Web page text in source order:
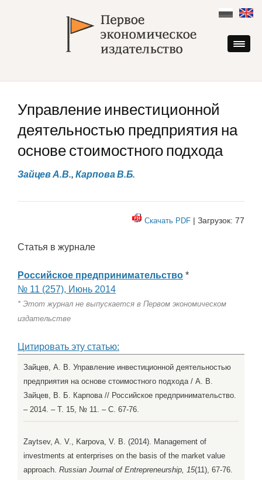
content
Управление инвестиционной
деятельностью предприятия на
основе стоимостного подхода
Зайцев А.В., Карпова В.Б.
Скачать PDF | Загрузок: 77
Статья в журнале
Российское предпринимательство *
№ 11 (257), Июнь 2014
* Этот журнал не выпускается в Первом экономическом
издательстве
Цитировать эту статью:
Зайцев, А. В. Управление инвестиционной деятельностью
предприятия на основе стоимостного подхода / А. В.
Зайцев, В. Б. Карпова // Российское предпринимательство.
– 2014. – Т. 15, № 11. – С. 67-76.
Zaytsev, A. V., Karpova, V. B. (2014). Management of
investments at enterprises on the basis of the market value
approach. Russian Journal of Entrepreneurship, 15(11), 67-76.